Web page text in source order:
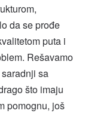
da se prođe
puta i
Rešavamo
sa
što imaju
pomognu, još